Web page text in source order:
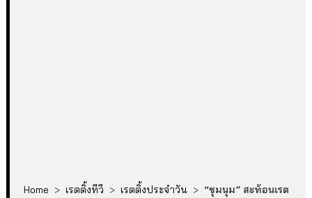
Home > เรตติ้งทีวี > เรตติ้งประจำวัน > “ชุมนุม” สะท้อนเรต